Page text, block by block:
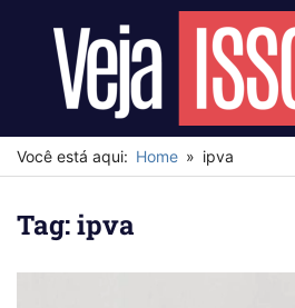
content
Veja
Isso
Você está aqui: Home ipva
Tag:ipva